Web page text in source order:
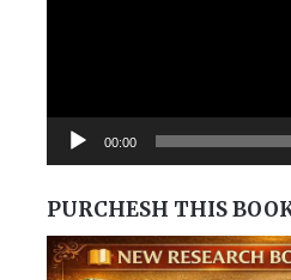
00:00
PURCHESH THIS